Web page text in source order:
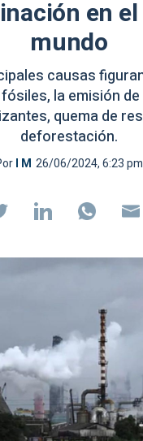
en
mundo
causas
la emisión
quema de
deforestación.
I M 26/06/2024, 6:23 pm